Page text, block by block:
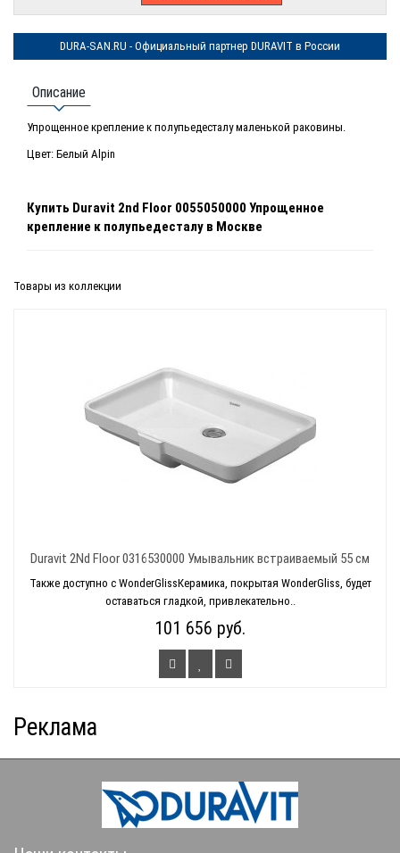
DURA-SAN.RU - Официальный партнер DURAVIT в России
Описание
Упрощенное крепление к полупьедесталу маленькой раковины.
Цвет: Белый Alpin
Купить Duravit 2nd Floor 0055050000 Упрощенное
крепление к полупьедесталу в Москве
Товары из коллекции
Duravit 2Nd Floor 0316530000 Умывальник встраиваемый 55 см
Также доступно с WonderGlissКерамика, покрытая WonderGliss, будет
оставаться гладкой, привлекательно..
101 656 руб.
Реклама